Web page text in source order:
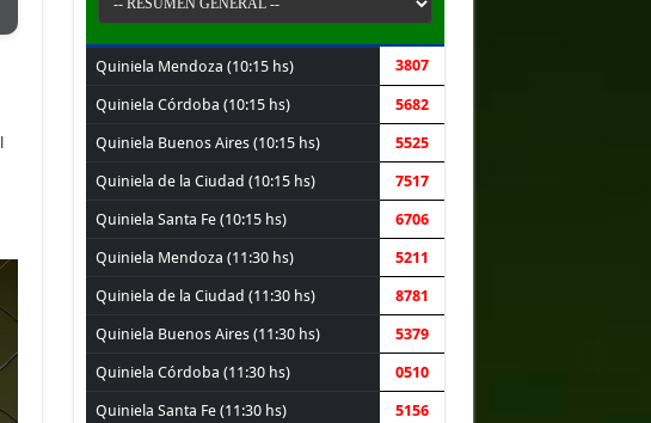
Quiniela Mendoza (10:15 hs) 3807
Quiniela Córdoba (10:15 hs) 5682
Quiniela Buenos Aires (10:15 hs) 5525
Quiniela de la Ciudad (10:15 hs) 7517
Quiniela Santa Fe (10:15 hs) 6706
Quiniela Mendoza (11:30 hs) 5211
Quiniela de la Ciudad (11:30 hs) 8781
Quiniela Buenos Aires (11:30 hs) 5379
Quiniela Córdoba (11:30 hs) 0510
Quiniela Santa Fe (11:30 hs) 5156